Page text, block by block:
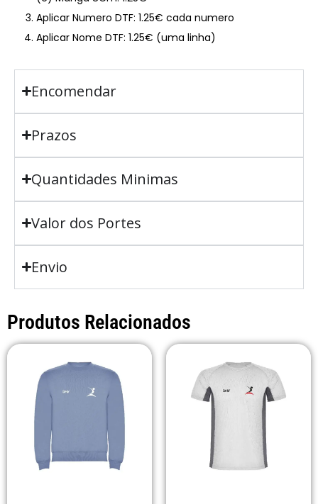
Aplicar Numero DTF: 1.25€ cada numero
Aplicar Nome DTF: 1.25€ (uma linha)
Encomendar
Prazos
Quantidades Minimas
Valor dos Portes
Envio
Produtos Relacionados